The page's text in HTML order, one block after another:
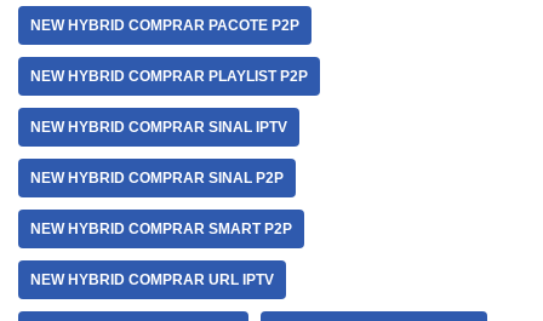
NEW HYBRID COMPRAR PACOTE P2P
NEW HYBRID COMPRAR PLAYLIST P2P
NEW HYBRID COMPRAR SINAL IPTV
NEW HYBRID COMPRAR SINAL P2P
NEW HYBRID COMPRAR SMART P2P
NEW HYBRID COMPRAR URL IPTV